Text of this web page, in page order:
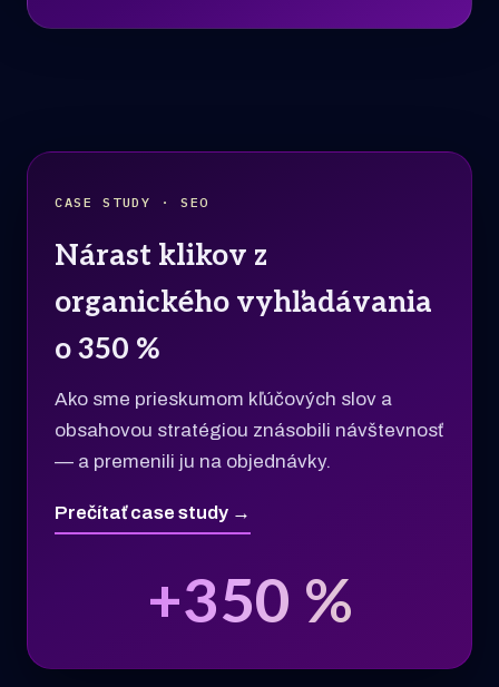
CASE STUDY · SEO
Nárast klikov z
organického vyhľadávania
o 350 %
Ako sme prieskumom kľúčových slov a
obsahovou stratégiou znásobili návštevnosť
— a premenili ju na objednávky.
Prečítať case study →
+350 %